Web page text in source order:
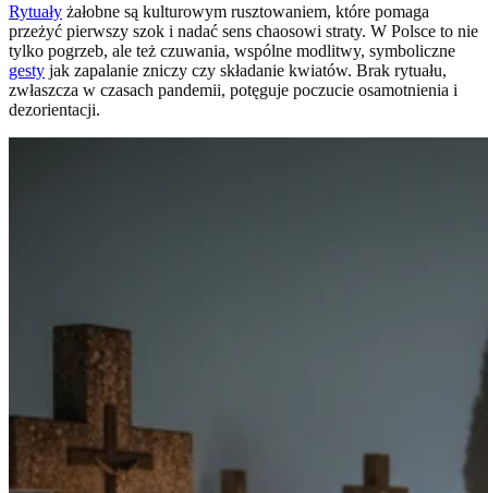
Rytuały żałobne są kulturowym rusztowaniem, które pomaga
przeżyć pierwszy szok i nadać sens chaosowi straty. W Polsce to nie
tylko pogrzeb, ale też czuwania, wspólne modlitwy, symboliczne
gesty jak zapalanie zniczy czy składanie kwiatów. Brak rytuału,
zwłaszcza w czasach pandemii, potęguje poczucie osamotnienia i
dezorientacji.